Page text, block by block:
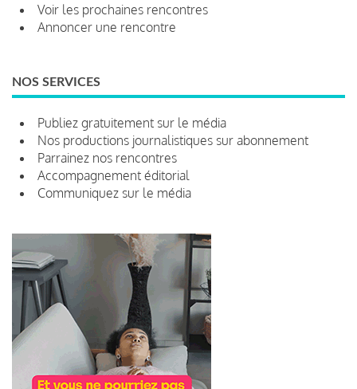
Voir les prochaines rencontres
Annoncer une rencontre
NOS SERVICES
Publiez gratuitement sur le média
Nos productions journalistiques sur abonnement
Parrainez nos rencontres
Accompagnement éditorial
Communiquez sur le média